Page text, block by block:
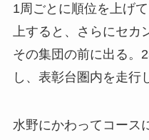
1周ごとに順位を上げ
上すると、さらにセカ
その集団の前に出る。
し、表彰台圏内を走行
水野にかわってコース